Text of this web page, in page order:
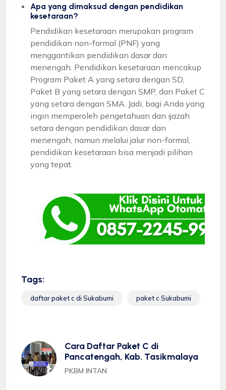
Apa yang dimaksud dengan pendidikan
kesetaraan?
Pendidikan kesetaraan merupakan program
pendidikan non-formal (PNF) yang
menggantikan pendidikan dasar dan
menengah. Pendidikan kesetaraan mencakup
Program Paket A yang setara dengan SD,
Paket B yang setara dengan SMP, dan Paket C
yang setara dengan SMA. Jadi, bagi Anda yang
ingin memperoleh pengetahuan dan ijazah
setara dengan pendidikan dasar dan
menengah, namun melalui jalur non-formal,
pendidikan kesetaraan bisa menjadi pilihan
yang tepat.
Tags:
daftar paket c di Sukabumi paket c Sukabumi
Cara Daftar Paket C di
Pancatengah, Kab. Tasikmalaya
PKBM INTAN